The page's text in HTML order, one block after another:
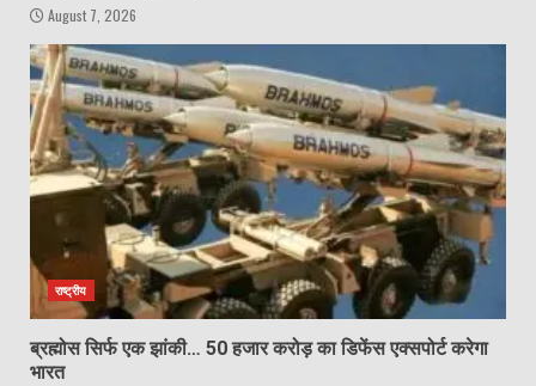
August 7, 2026
राष्ट्रीय
ब्रह्मोस सिर्फ एक झांकी… 50 हजार करोड़ का डिफेंस एक्सपोर्ट करेगा
भारत